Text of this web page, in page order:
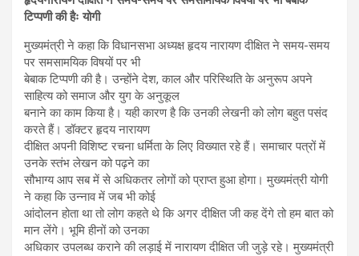
टिप्पणी की हैः योगी
मुख्यमंत्री ने कहा कि विधानसभा अध्यक्ष हृदय नारायण दीक्षित ने समय-समय
पर समसामयिक विषयों पर भी
बेबाक टिप्पणी की है। उन्होंने देश, काल और परिस्थिति के अनुरूप अपने
साहित्य को समाज और युग के अनुकूल
बनाने का काम किया है। यही कारण है कि उनकी लेखनी को लोग बहुत पसंद
करते हैं। डॉक्टर हृदय नारायण
दीक्षित अपनी विशिष्ट रचना धर्मिता के लिए विख्यात रहे हैं। समाचार पत्रों में
उनके स्तंभ लेखन को पढ़ने का
सौभाग्य आप सब में से अधिकतर लोगों को प्राप्त हुआ होगा। मुख्यमंत्री योगी
ने कहा कि उन्नाव में जब भी कोई
आंदोलन होता था तो लोग कहते थे कि अगर दीक्षित जी कह देंगे तो हम बात को
मान लेंगे। भूमि हीनों को उनका
अधिकार उपलब्ध कराने की लड़ाई में नारायण दीक्षित जी जुड़े रहे। मुख्यमंत्री